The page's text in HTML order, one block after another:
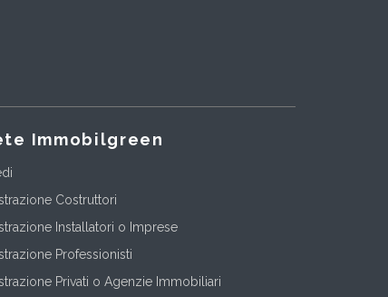
Immobilgreen
Costruttori
Installatori o Imprese
Professionisti
Privati o Agenzie Immobiliari